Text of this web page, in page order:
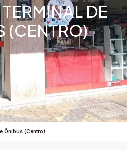
DE
(CENTRO)
Ônibus (Centro)